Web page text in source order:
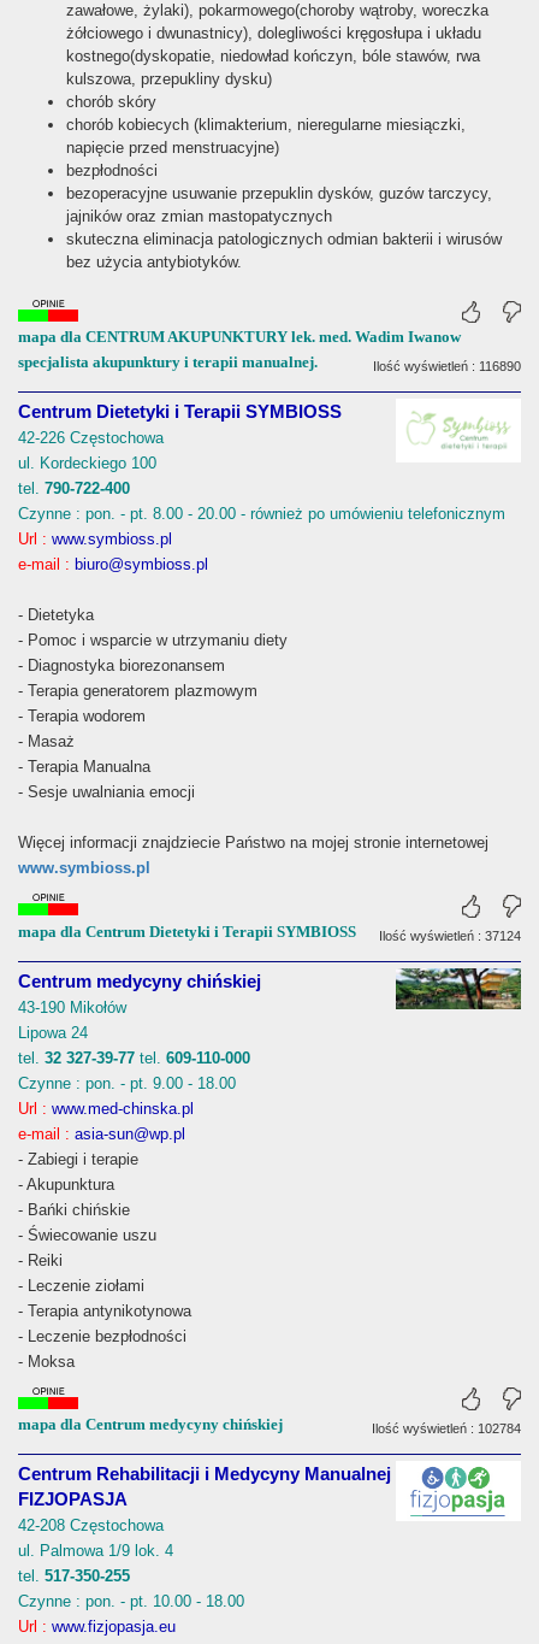
zawałowe, żylaki), pokarmowego(choroby wątroby, woreczka
żółciowego i dwunastnicy), dolegliwości kręgosłupa i układu
kostnego(dyskopatie, niedowład kończyn, bóle stawów, rwa
kulszowa, przepukliny dysku)
chorób skóry
chorób kobiecych (klimakterium, nieregularne miesiączki,
napięcie przed menstruacyjne)
bezpłodności
bezoperacyjne usuwanie przepuklin dysków, guzów tarczycy,
jajników oraz zmian mastopatycznych
skuteczna eliminacja patologicznych odmian bakterii i wirusów
bez użycia antybiotyków.
mapa dla CENTRUM AKUPUNKTURY lek. med. Wadim Iwanow
specjalista akupunktury i terapii manualnej.
Ilość wyświetleń : 116890
Centrum Dietetyki i Terapii SYMBIOSS
42-226 Częstochowa
ul. Kordeckiego 100
tel. 790-722-400
Czynne : pon. - pt. 8.00 - 20.00 - również po umówieniu telefonicznym
Url : www.symbioss.pl
e-mail : biuro@symbioss.pl
- Dietetyka
- Pomoc i wsparcie w utrzymaniu diety
- Diagnostyka biorezonansem
- Terapia generatorem plazmowym
- Terapia wodorem
- Masaż
- Terapia Manualna
- Sesje uwalniania emocji
Więcej informacji znajdziecie Państwo na mojej stronie internetowej
www.symbioss.pl
mapa dla Centrum Dietetyki i Terapii SYMBIOSS Ilość wyświetleń : 37124
Centrum medycyny chińskiej
43-190 Mikołów
Lipowa 24
tel. 32 327-39-77 tel. 609-110-000
Czynne : pon. - pt. 9.00 - 18.00
Url : www.med-chinska.pl
e-mail : asia-sun@wp.pl
- Zabiegi i terapie
- Akupunktura
- Bańki chińskie
- Świecowanie uszu
- Reiki
- Leczenie ziołami
- Terapia antynikotynowa
- Leczenie bezpłodności
- Moksa
mapa dla Centrum medycyny chińskiej Ilość wyświetleń : 102784
Centrum Rehabilitacji i Medycyny Manualnej
FIZJOPASJA
42-208 Częstochowa
ul. Palmowa 1/9 lok. 4
tel. 517-350-255
Czynne : pon. - pt. 10.00 - 18.00
Url : www.fizjopasja.eu